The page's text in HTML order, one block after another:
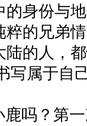
身份与
的兄弟
的人，
属于自
吗？第